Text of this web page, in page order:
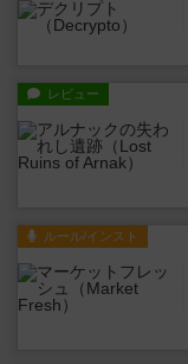
レビュー
ルール/インスト